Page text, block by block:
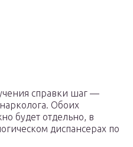
справки шаг —
Обоих
будет отдельно, в
диспансерах по